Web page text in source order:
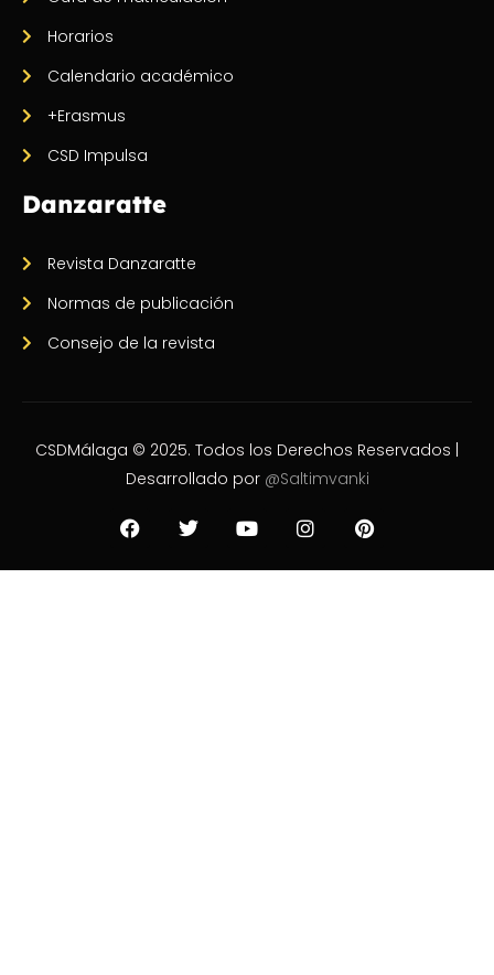
Horarios
Calendario académico
+Erasmus
CSD Impulsa
Danzaratte
Revista Danzaratte
Normas de publicación
Consejo de la revista
CSDMálaga © 2025. Todos los Derechos Reservados |
Desarrollado por @Saltimvanki